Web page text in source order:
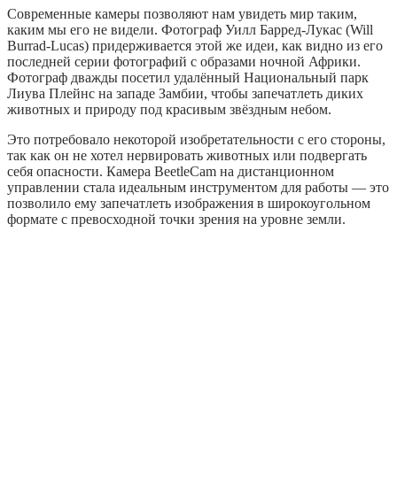
Современные камеры позволяют нам увидеть мир таким,
каким мы его не видели. Фотограф Уилл Барред-Лукас (Will
Burrad-Lucas) придерживается этой же идеи, как видно из его
последней серии фотографий с образами ночной Африки.
Фотограф дважды посетил удалённый Национальный парк
Лиува Плейнс на западе Замбии, чтобы запечатлеть диких
животных и природу под красивым звёздным небом.
Это потребовало некоторой изобретательности с его стороны,
так как он не хотел нервировать животных или подвергать
себя опасности. Камера BeetleCam на дистанционном
управлении стала идеальным инструментом для работы — это
позволило ему запечатлеть изображения в широкоугольном
формате с превосходной точки зрения на уровне земли.